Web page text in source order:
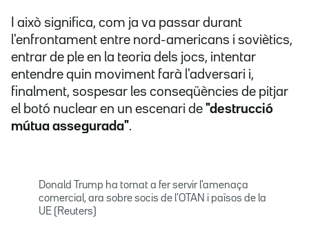
I això significa, com ja va passar durant
l'enfrontament entre nord-americans i soviètics,
entrar de ple en la teoria dels jocs, intentar
entendre quin moviment farà l'adversari i,
finalment, sospesar les conseqüències de pitjar
el botó nuclear en un escenari de "destrucció
mútua assegurada".
Donald Trump ha tornat a fer servir l'amenaça
comercial, ara sobre socis de l'OTAN i països de la
UE (Reuters)